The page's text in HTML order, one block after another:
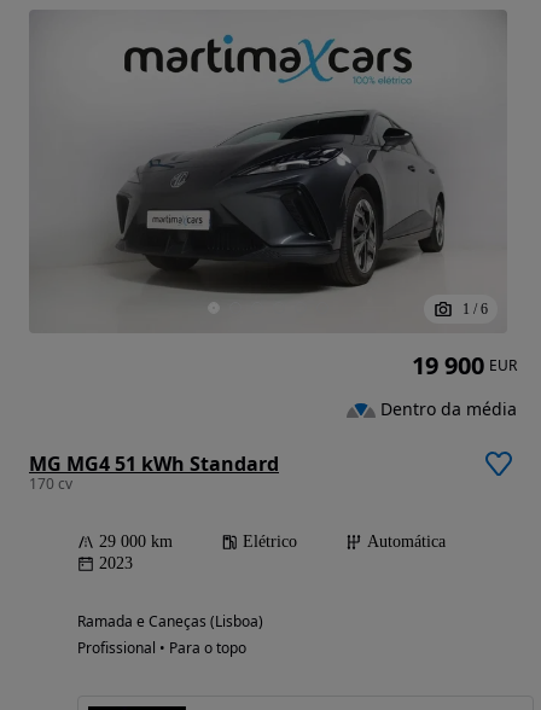
1 / 6
MG MG4 51 kWh Standard
170 cv
29 000 km Elétrico
Automática
2023
Ramada e Caneças (Lisboa)
Profissional • Para o topo
19 900 EUR
Dentro da média